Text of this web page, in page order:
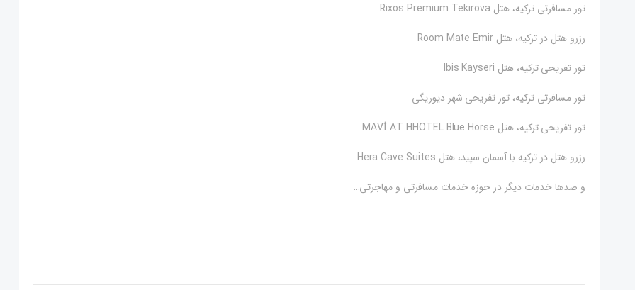
تور مسافرتی ترکیه، هتل Rixos Premium Tekirova
رزرو هتل در ترکیه، هتل Room Mate Emir
تور تفریحی ترکیه، هتل Ibis Kayseri
تور مسافرتی ترکیه، تور تفریحی شهر دیوریگی
تور تفریحی ترکیه، هتل MAVİ AT HHOTEL Blue Horse
رزرو هتل در ترکیه با آسمان سپید، هتل Hera Cave Suites
و صدها خدمات دیگر در حوزه خدمات مسافرتی و مهاجرتی…